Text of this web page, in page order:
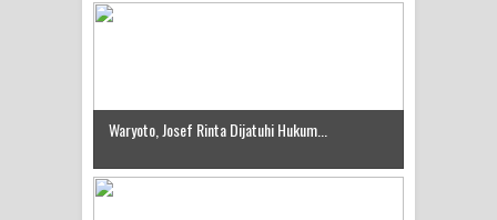
Presenter TVRI Papua Barat Yanto
Idorway Masih Hilang
Waryoto, Josef Rinta Dijatuhi Hukum...